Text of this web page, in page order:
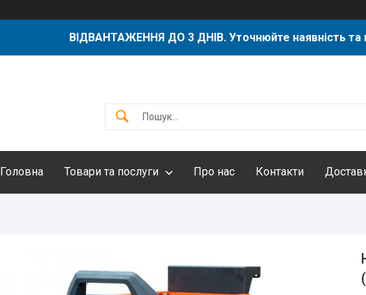
ВІДВАНТАЖЕННЯ ДО 3 ДНІВ. Уточнюйте наявність та
Головна Товари та послуги Про нас Контакти